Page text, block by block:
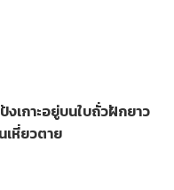
เกาะอยู่บนใบถั่วฝักยาว
เหี่ยวตาย